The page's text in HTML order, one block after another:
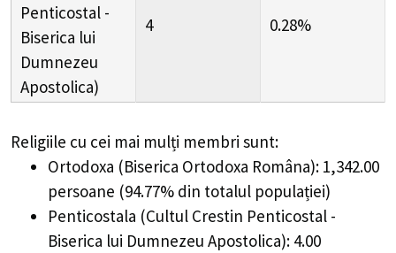
Penticostal -
Biserica lui
Dumnezeu
Apostolica)
4 0.28%
Religiile cu cei mai mulți membri sunt:
Ortodoxa (Biserica Ortodoxa Româna): 1,342.00
persoane (94.77% din totalul populației)
Penticostala (Cultul Crestin Penticostal -
Biserica lui Dumnezeu Apostolica): 4.00